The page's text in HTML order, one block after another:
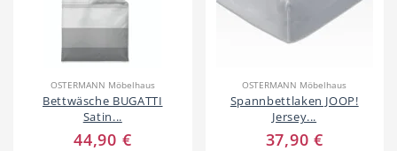
Beauty & Wellness
OSTERMANN Möbelhaus
Bettwäsche BUGATTI
Satin...
44,90 €
OSTERMANN Möbelhaus
Spannbettlaken JOOP!
Jersey...
37,90 €